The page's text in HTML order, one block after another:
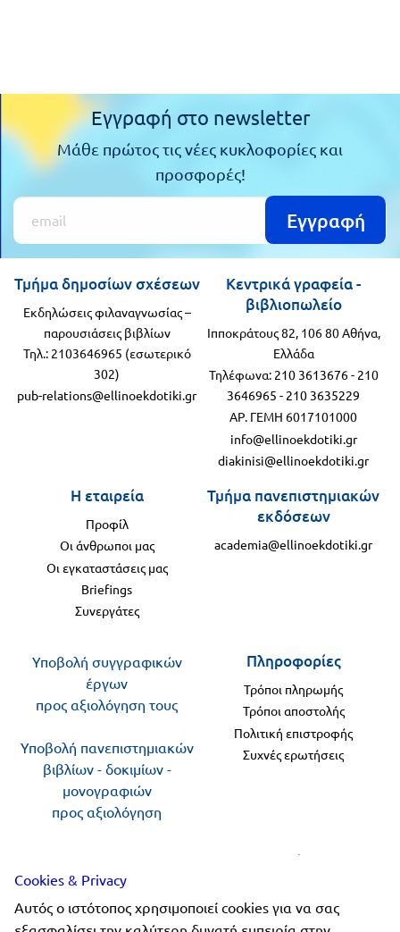
Εγγραφή στο newsletter
Μάθε πρώτος τις νέες κυκλοφορίες και
προσφορές!
Εγγραφή
Κεντρικά γραφεία -
βιβλιοπωλείο
Ιπποκράτους 82, 106 80 Αθήνα,
Ελλάδα
Τηλέφωνα: 210 3613676- 210
3646965 - 210 3635229
ΑΡ. ΓΕΜΗ 6017101000
info@ellinoekdotiki.gr
diakinisi@ellinoekdotiki.gr
Η εταιρεία
Προφίλ
Οι άνθρωποι μας
Οι εγκαταστάσεις μας
Briefings
Συνεργάτες
Τμήμα δημοσίων σχέσεων
Εκδηλώσεις φιλαναγνωσίας –
παρουσιάσεις βιβλίων
Τηλ.: 2103646965 (εσωτερικό
302)
pub-relations@ellinoekdotiki.gr
Τμήμα πανεπιστημιακών
εκδόσεων
academia@ellinoekdotiki.gr
Πληροφορίες
Τρόποι πληρωμής
Τρόποι αποστολής
Πολιτική επιστροφής
Συχνές ερωτήσεις
Υποβολή συγγραφικών
έργων
προς αξιολόγηση τους
Υποβολή πανεπιστημιακών
βιβλίων - δοκιμίων -
μονογραφιών
προς αξιολόγηση
Ακολουθήστε μας
Cookies & Privacy
Αυτός ο ιστότοπος χρησιμοποιεί cookies για να σας